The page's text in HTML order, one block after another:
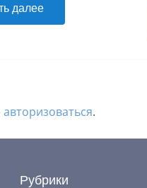
далее
авторизоваться.
Рубрики